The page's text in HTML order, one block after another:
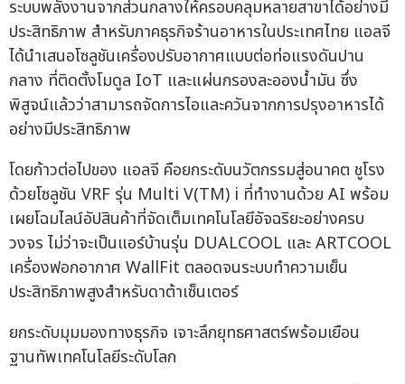
ระบบพลังงานจากส่วนกลางให้ครอบคลุมหลายสาขาได้อย่างมี
ประสิทธิภาพ สำหรับภาคธุรกิจร้านอาหารในประเทศไทย แอลจี
ได้นำเสนอโซลูชันเครื่องปรับอากาศแบบต่อท่อแรงดันปาน
กลาง ที่ติดตั้งโมดูล IoT และแผ่นกรองละอองน้ำมัน ซึ่ง
พิสูจน์แล้วว่าสามารถจัดการไอและควันจากการปรุงอาหารได้
อย่างมีประสิทธิภาพ
โดยก้าวต่อไปของ แอลจี คือยกระดับนวัตกรรมสู่อนาคต ชูโรง
ด้วยโซลูชัน VRF รุ่น Multi V(TM) i ที่ทำงานด้วย AI พร้อม
เผยโฉมไลน์อัปสินค้าที่จัดเต็มเทคโนโลยีอัจฉริยะอย่างครบ
วงจร ไม่ว่าจะเป็นแอร์บ้านรุ่น DUALCOOL และ ARTCOOL
เครื่องฟอกอากาศ WallFit ตลอดจนระบบทำความเย็น
ประสิทธิภาพสูงสำหรับดาต้าเซ็นเตอร์
ยกระดับมุมมองทางธุรกิจ เจาะลึกยุทธศาสตร์พร้อมเยือน
ฐานทัพเทคโนโลยีระดับโลก